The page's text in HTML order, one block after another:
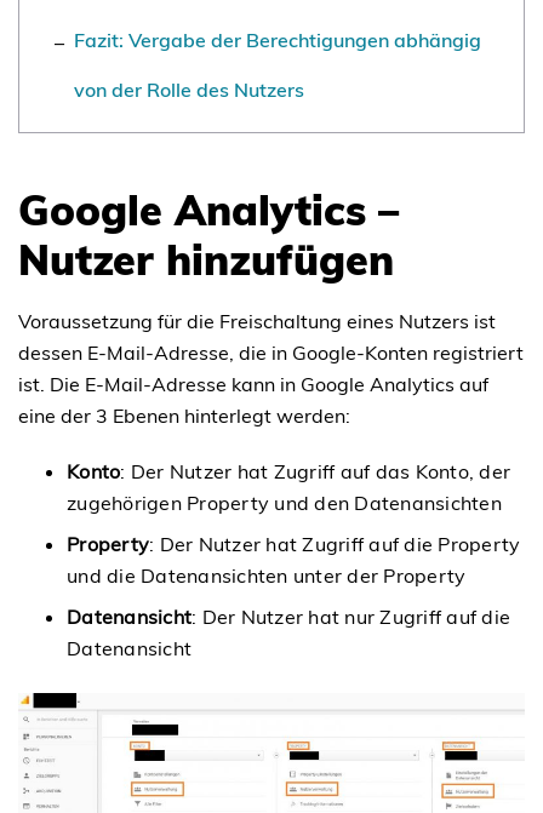
Fazit: Vergabe der Berechtigungen abhängig
von der Rolle des Nutzers
Google Analytics –
Nutzer hinzufügen
Voraussetzung für die Freischaltung eines Nutzers ist
dessen E-Mail-Adresse, die in Google-Konten registriert
ist. Die E-Mail-Adresse kann in Google Analytics auf
eine der 3 Ebenen hinterlegt werden:
Konto: Der Nutzer hat Zugriff auf das Konto, der
zugehörigen Property und den Datenansichten
Property: Der Nutzer hat Zugriff auf die Property
und die Datenansichten unter der Property
Datenansicht: Der Nutzer hat nur Zugriff auf die
Datenansicht